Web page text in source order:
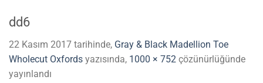
dd6
22 Kasım 2017 tarihinde, Gray & Black Madellion Toe
Wholecut Oxfords yazısında, 1000 × 752 çözünürlüğünde
yayınlandı